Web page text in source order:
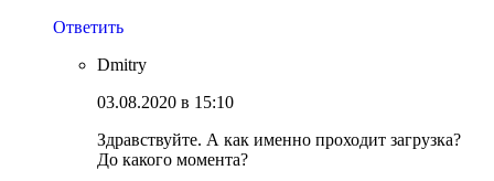
Ответить
Dmitry
03.08.2020 в 15:10
Здравствуйте. А как именно проходит загрузка?
До какого момента?